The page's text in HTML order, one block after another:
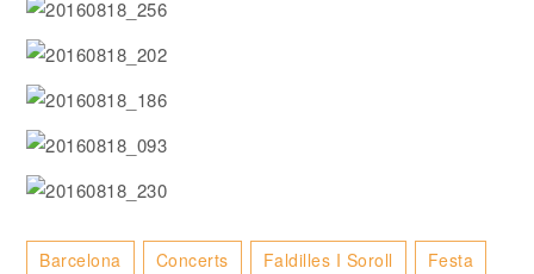
Barcelona Concerts Faldilles I Soroll
Festa